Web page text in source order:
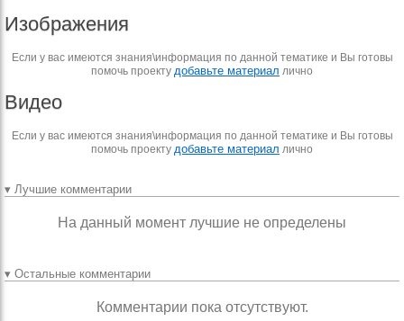
Изображения
Если у вас имеются знания\информация по данной тематике и Вы готовы
помочь проекту добавьте материал лично
Видео
Если у вас имеются знания\информация по данной тематике и Вы готовы
помочь проекту добавьте материал лично
▾ Лучшие комментарии
На данный момент лучшие не определены
▾ Остальные комментарии
Комментарии пока отсутствуют.